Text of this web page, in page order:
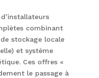
combinant
stockage locale
et système
Ces offres «
le passage à